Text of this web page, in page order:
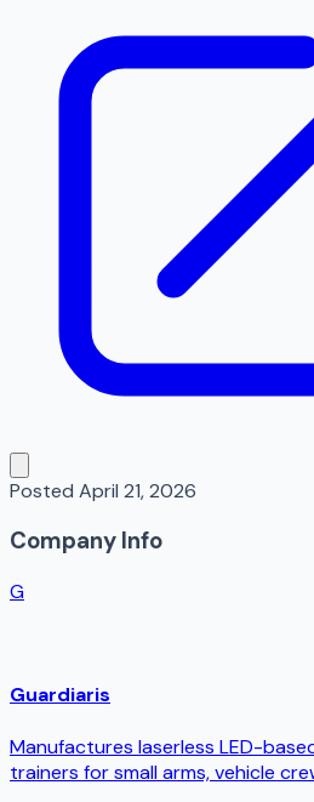
Posted April 21, 2026
Company Info
G
Guardiaris
Manufactures laserless LED-
trainers for small arms, vehicle